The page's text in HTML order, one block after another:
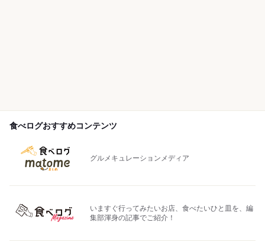
食べログおすすめコンテンツ
グルメキュレーションメディア
いますぐ行ってみたいお店、食べたいひと皿を、編
集部渾身の記事でご紹介！